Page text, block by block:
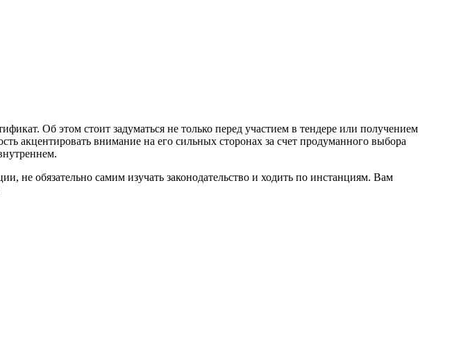
Об этом стоит задуматься не только перед участием в тендере или получением
акцентировать внимание на его сильных сторонах за счет продуманного выбора
не обязательно самим изучать законодательство и ходить по инстанциям. Вам